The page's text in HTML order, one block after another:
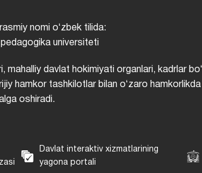
nomi oʻzbek tilida:
universiteti
davlat hokimiyati organlari, kadrlar
hamkor tashkilotlar bilan oʻzaro hamkorlikda
oshiradi.
Davlat interaktiv xizmatlarining
yagona portali